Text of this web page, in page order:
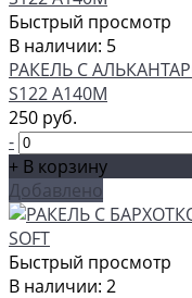
Быстрый просмотр
В наличии: 5
РАКЕЛЬ С
S122 А140М
250 руб.
-
+ В корзину
Добавлено
Быстрый просмотр
В наличии: 2